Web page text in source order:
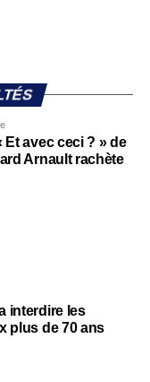
Et avec ceci ? » de
Arnault rachète
interdire les
plus de 70 ans